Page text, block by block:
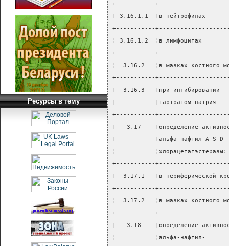
Ресурсы в тему
+-----------
¦ 3.16.1.1  ¦в нейтрофилах
+-----------
¦ 3.16.1.2  ¦в лимфоцитах
+-----------
¦  3.16.2   ¦в мазках костного
+-----------
¦  3.16.3   ¦при ингибировании
¦           ¦тартратом
+-----------
¦   3.17    ¦определение
¦           ¦альфа-
¦
+-----------
¦  3.17.1   ¦в периферической
+-----------
¦  3.17.2   ¦в мазках костного
+-----------
¦   3.18    ¦определение
¦           ¦альфа-